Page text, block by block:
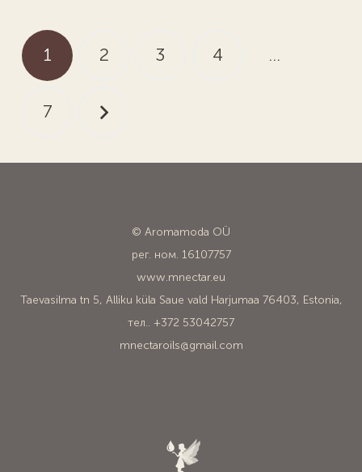
Пагинация
записей
1 2 3 4 …
7
© Aromamoda OÜ
рег. ном. 16107757
www.mnectar.eu
Taevasilma tn 5, Alliku küla Saue vald Harjumaa 76403, Estonia,
тел.. +372 53042757
mnectaroils@gmail.com